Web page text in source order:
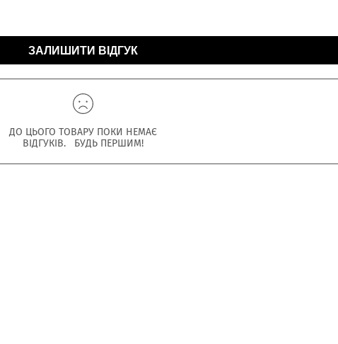
ЗАЛИШИТИ ВІДГУК
ДО ЦЬОГО ТОВАРУ ПОКИ НЕМАЄ
ВІДГУКІВ. БУДЬ ПЕРШИМ!